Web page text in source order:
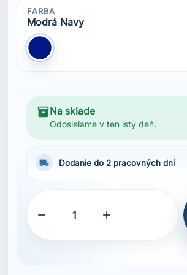
FARBA
Modrá Navy
Modrá Navy
inventory_2Na sklade
Odosielame v ten istý deň.
local_shipping Dodanie do 2 pracovných dní
 